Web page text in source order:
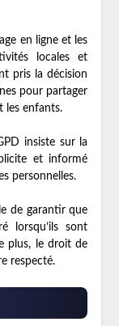
en ligne et les
locales et
pris la décision
pour partager
les enfants.
insiste sur la
et informé
personnelles.
de garantir que
lorsqu’ils sont
plus, le droit de
respecté.